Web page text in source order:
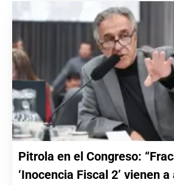
Pitrola en el Congreso:
‘Inocencia Fiscal 2’ vienen